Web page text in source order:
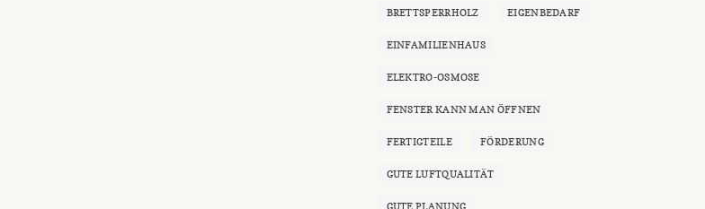
BRETTSPERRHOLZ EIGENBEDARF
EINFAMILIENHAUS
ELEKTRO-OSMOSE
FENSTER KANN MAN ÖFFNEN
FERTIGTEILE FÖRDERUNG
GUTE LUFTQUALITÄT
GUTE PLANUNG